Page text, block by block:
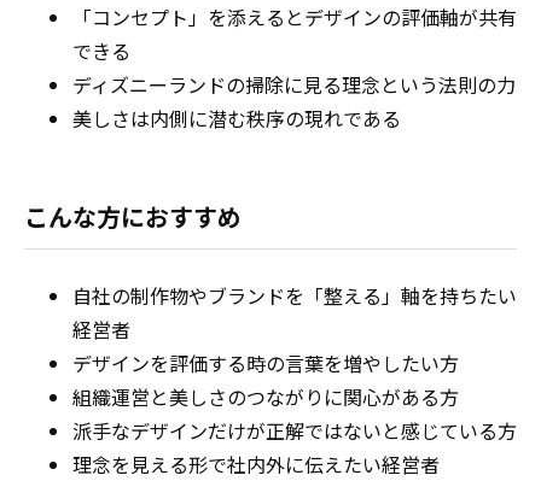
「コンセプト」を添えるとデザインの評価軸が共有
できる
ディズニーランドの掃除に見る理念という法則の力
美しさは内側に潜む秩序の現れである
こんな方におすすめ
自社の制作物やブランドを「整える」軸を持ちたい
経営者
デザインを評価する時の言葉を増やしたい方
組織運営と美しさのつながりに関心がある方
派手なデザインだけが正解ではないと感じている方
理念を見える形で社内外に伝えたい経営者